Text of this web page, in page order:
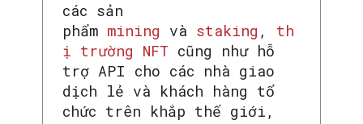
các sản
phẩm mining và staking , th
ị trường NFT cũng như hỗ
trợ API cho các nhà giao
dịch lẻ và khách hàng tổ
chức trên khắp thế giới,